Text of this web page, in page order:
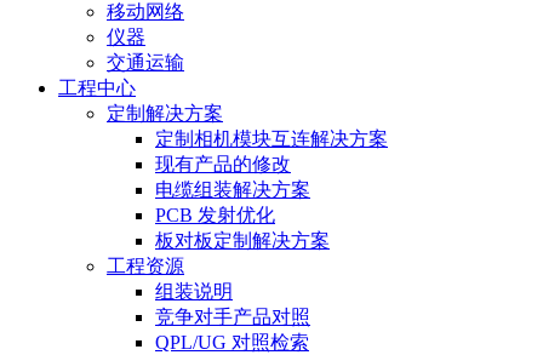
移动网络
仪器
交通运输
工程中心
定制解决方案
定制相机模块互连解决方案
现有产品的修改
电缆组装解决方案
PCB 发射优化
板对板定制解决方案
工程资源
组装说明
竞争对手产品对照
QPL/UG 对照检索